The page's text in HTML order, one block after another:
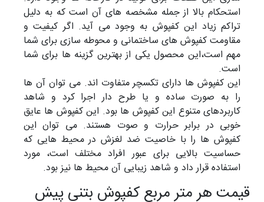
استحکام بالا از جمله مشخصه های آن است که به دلیل
تراکم زیاد این کفپوش به وجود می آید. اگر کیفیت و
مقاومت کفپوش های ساختمانی و محوطه سازی برای شما
مهم است،این محصول یکی از بهترین گزینه ها برای شما
است.
این کفپوش ها دارای تکسچر متفاوت اند. می توان آن ها
را به صورت ساده و یا طرح دار اجرا کرد و شاهد
کاربردهای متنوع این کفپوش ها بود. این کفپوش ها عایق
خوبی در برابر حرارت و صوت هستند. می توان این
کفپوش ها را با خاصیت ضد لغزش در محیط هایی که
حساسیت بالایی برای عبور افراد مختلف است، مورد
استفاده قرار داد و شاهد زیبایی آن محیط ها نیز بود.
قیمت هر متر مربع کفپوش بتنی پیش